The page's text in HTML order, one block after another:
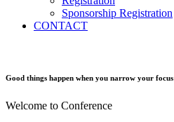
Sponsorship Registration
CONTACT
Good things happen when you narrow your focus
Welcome to Conference